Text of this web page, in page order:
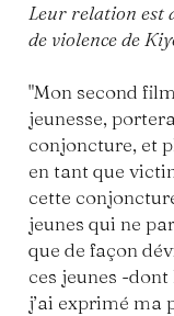
Leur relation est
de violence de
"Mon second
jeunesse,
conjoncture, et
en tant que
cette
jeunes qui ne
que de façon
ces jeunes -
j’ai exprimé ma